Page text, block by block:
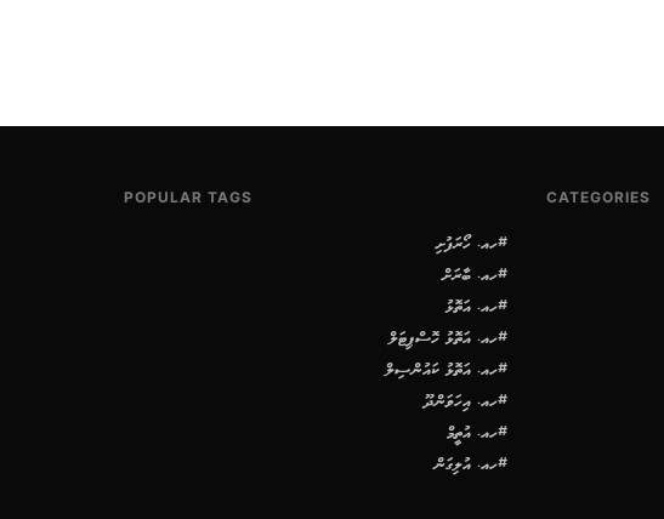
CATEGORIES
POPULAR TAGS
#ހއ. ހޯރަފުށި
#ހއ. ބާރަށް
#ހއ. އަތޮޅު
#ހއ. އަތޮޅު ހޮސްޕިޓަލް
#ހއ. އަތޮޅު ކައުންސިލް
#ހއ. އިހަވަންދޫ
#ހއ. އުތީމް
#ހއ. އުލިގަން